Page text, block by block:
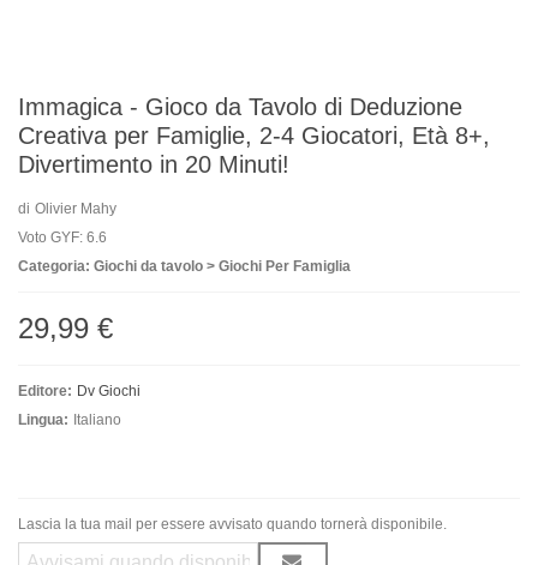
Immagica - Gioco da Tavolo di Deduzione
Creativa per Famiglie, 2-4 Giocatori, Età 8+,
Divertimento in 20 Minuti!
di Olivier Mahy
Voto GYF: 6.6
Categoria: Giochi da tavolo > Giochi Per Famiglia
29,99 €
Editore: Dv Giochi
Lingua: Italiano
Lascia la tua mail per essere avvisato quando tornerà disponibile.